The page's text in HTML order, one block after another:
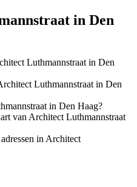
in Den
Luthmannstraat in Den
Luthmannstraat in Den
in Den Haag?
van Architect Luthmannstraat
in Architect